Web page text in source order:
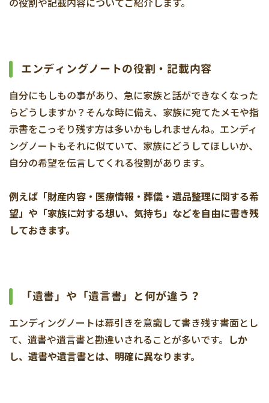
エンディングノートの役割・記載内容
自分にもしもの事があり、急に家族と話ができなくなった
らどうしますか？そんな時に備え、家族に宛てたメモや指
示書をこっそり残す方は多いかもしれませんね。エンディ
ングノートもそれに似ていて、家族にどうしてほしいか、
自分の希望を伝言してくれる役割があります。
例えば「財産内容・医療情報・葬儀・遺品整理に関する希
望」や「家族に対する想い、気持ち」などを自由に書き残
しておきます。
「遺書」や「遺言書」と何が違う？
エンディングノートは幕引きを意識して書き残す書面とし
て、遺書や遺言書と勘違いされることが多いです。 しか
し、遺書や遺言書とは、明確に異なります。